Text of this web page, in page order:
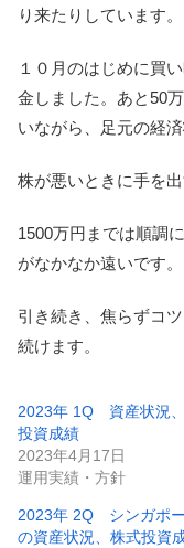
り来たりしています。
１０月のはじめに買
金しました。あと50
いながら、足元の経
株が悪いときに手を
1500万円までは順調
がなかなか遠いです。
引き続き、焦らずコ
続けます。
2023年 1Q 資産状況
投資成績
2023年4月17日
運用実績・方針
2023年 2Q シンガポ
の資産状況、株式投資